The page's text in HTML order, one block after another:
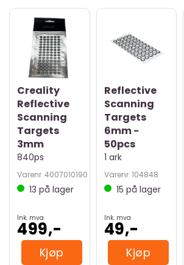
Creality
Reflective
Scanning
Targets
3mm
840ps
Varenr 4007010190
13 på lager
Ink. mva
499,-
Kjøp
Reflective
Scanning
Targets
6mm -
50pcs
1 ark
Varenr 104848
15 på lager
Ink. mva
49,-
Kjøp